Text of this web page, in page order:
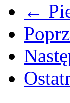
←